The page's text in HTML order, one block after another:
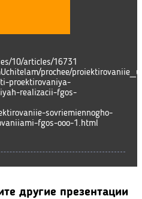
10/articles/16731
prochee/
proektirovaniya-
realizacii-fgos-
sovriemiennogho-
fgos-ooo-1.html
другие презентации